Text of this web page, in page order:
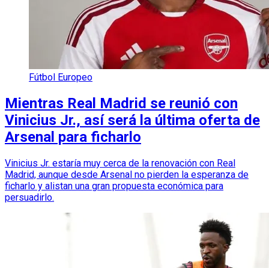
Fútbol Europeo
Mientras Real Madrid se reunió con
Vinicius Jr., así será la última oferta de
Arsenal para ficharlo
Vinicius Jr. estaría muy cerca de la renovación con Real
Madrid, aunque desde Arsenal no pierden la esperanza de
ficharlo y alistan una gran propuesta económica para
persuadirlo.